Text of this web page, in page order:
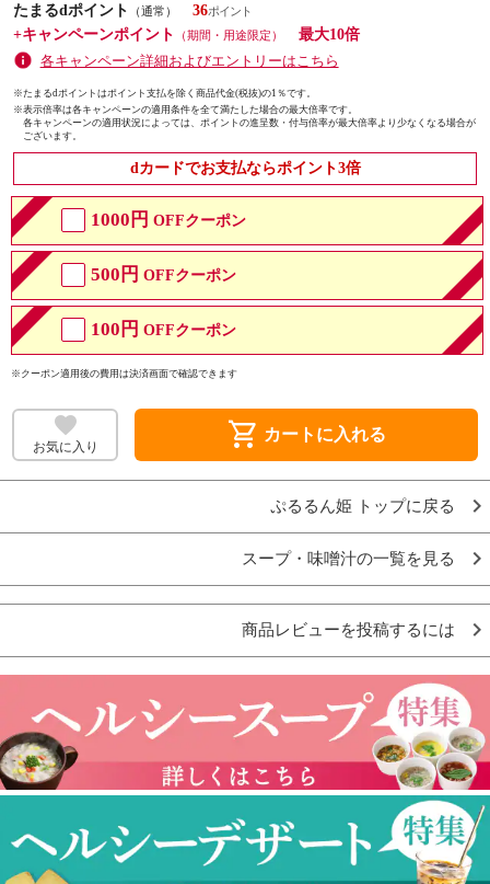
たまるdポイント
（通常）
36
+キャンペーンポイント
（期間・用途限定）
最大10倍
各キャンペーン詳細およびエントリーはこちら
※たまるdポイントはポイント支払を除く商品代金(税抜)の1％です。
※表示倍率は各キャンペーンの適用条件を全て満たした場合の最大倍率です。
各キャンペーンの適用状況によっては、ポイントの進呈数・付与倍率が最大倍率より少なくなる場合が
ございます。
dカードでお支払ならポイント3倍
1000円 OFFクーポン
500円 OFFクーポン
100円 OFFクーポン
※クーポン適用後の費用は決済画面で確認できます
お気に入り shopping_cart カートに入れる
ぷるるん姫 トップに戻る
スープ・味噌汁の一覧を見る
商品レビューを投稿するには